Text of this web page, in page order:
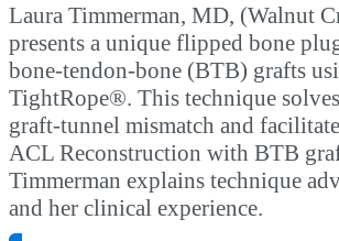
Laura Timmerman, MD, (Walnut
presents a unique flipped bone
bone-tendon-bone (BTB) grafts
TightRope®. This technique
graft-tunnel mismatch and
ACL Reconstruction with BTB
Timmerman explains technique
and her clinical experience.